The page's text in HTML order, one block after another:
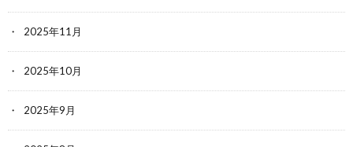
2025年11月
2025年10月
2025年9月